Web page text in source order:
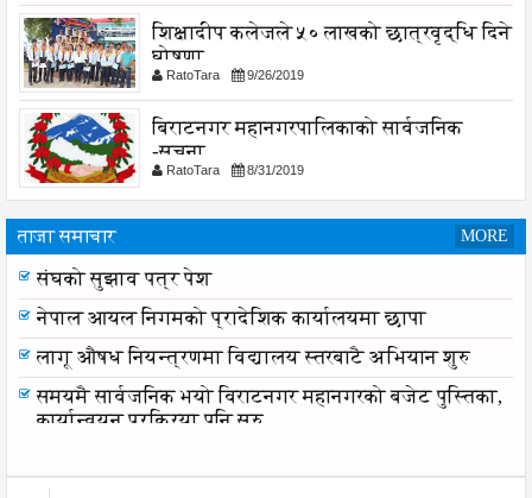
शिक्षादीप कलेजले ५० लाखको छात्रवृद्धि दिने
घोषणा
RatoTara 9/26/2019
बिराटनगर महानगरपालिकाको सार्वजनिक
-सुचना
RatoTara 8/31/2019
ताजा समाचार MORE
संघको सुझाव पत्र पेश
नेपाल आयल निगमको प्रादेशिक कार्यालयमा छापा
लागू औषध नियन्त्रणमा विद्यालय स्तरबाटै अभियान शुरु
समयमै सार्वजनिक भयो विराटनगर महानगरको बजेट पुस्तिका,
कार्यान्वयन प्रक्रिया पनि सुरु